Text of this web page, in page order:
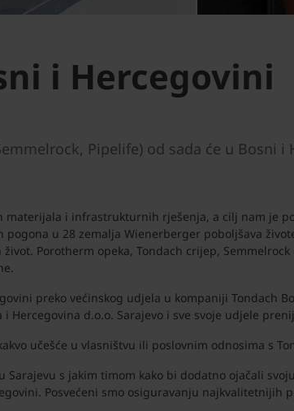
i Hercegovini
Pipelife) od sada će u Bosni
i infrastrukturnih rješenja, a cilj nam je
u 28 zemalja Wienerberger poboljšava
Porotherm opeka, Tondach crijep,
preko većinskog udjela u kompaniji Tondach
Hercegovina d.o.o. Sarajevo i sve svoje udjele
učešće u vlasništvu ili poslovnim odnosima s
s jakim timom kako bi dodatno ojačali
Posvećeni smo osiguravanju najkvalitetnijih